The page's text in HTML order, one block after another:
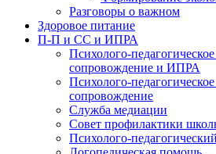
Разговоры о важном
Здоровое питание
П-П и СС и ИПРА
Психолого-
сопровождение и ИПРА
Психолого-
сопровождение
Служба медиации
Совет профилактики
Психолого-